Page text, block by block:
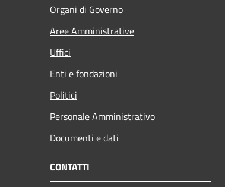
Organi di Governo
Aree Amministrative
Uffici
Enti e fondazioni
Politici
Personale Amministrativo
Documenti e dati
CONTATTI